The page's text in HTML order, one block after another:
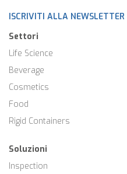
ISCRIVITI ALLA NEWSLETTER
Settori
Life Science
Beverage
Cosmetics
Food
Rigid Containers
Soluzioni
Inspection